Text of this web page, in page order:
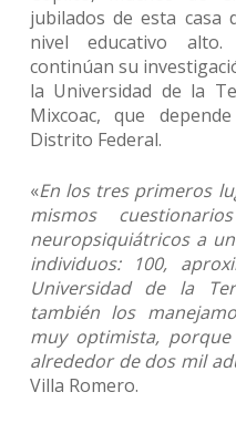
jubilados de esta casa
nivel educativo
continúan su
la Universidad de la
Mixcoac, que
Distrito Federal.
«En los tres primeros
mismos
neuropsiquiátricos a
individuos: 100,
Universidad de la
también los
muy optimista,
alrededor de dos mil
Villa Romero.